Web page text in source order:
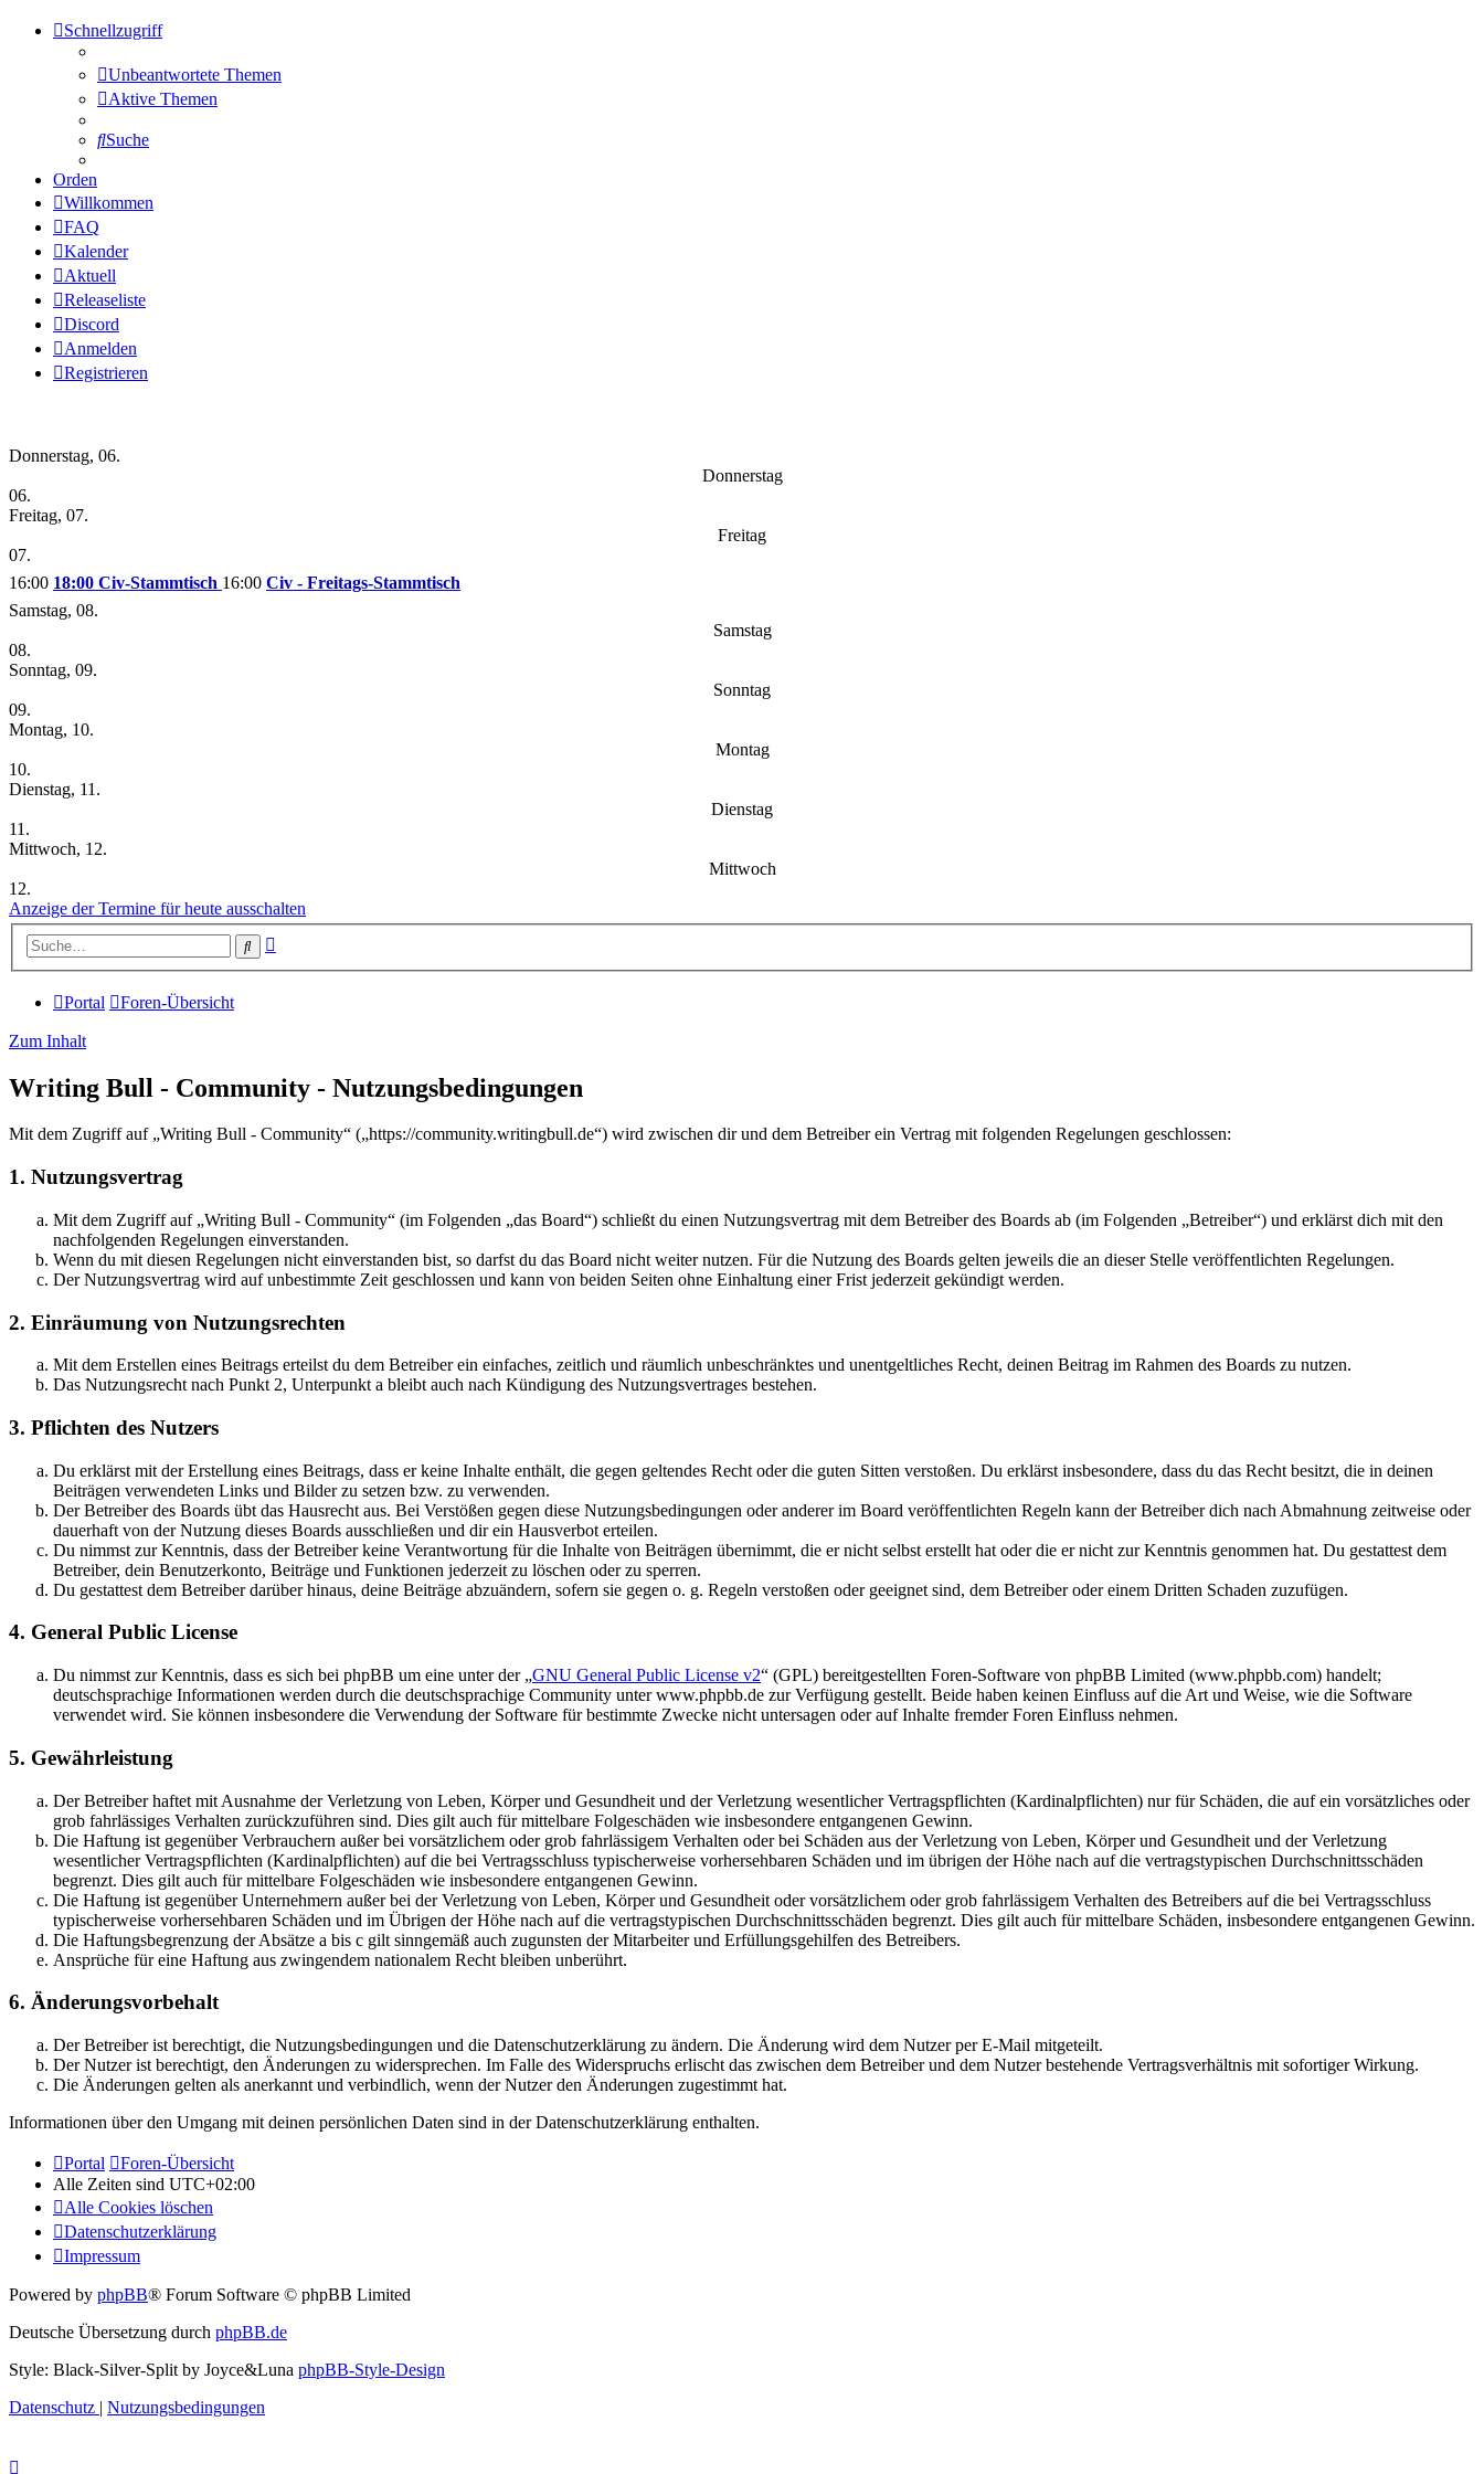
Schnellzugriff
Unbeantwortete Themen
Aktive Themen
Suche
Orden
Willkommen
FAQ
Kalender
Aktuell
Releaseliste
Discord
Anmelden
Registrieren
Donnerstag, 06.
Donnerstag
06.
Freitag, 07.
Freitag
07.
16:00 18:00 Civ-Stammtisch 16:00 Civ - Freitags-Stammtisch
Samstag, 08.
Samstag
08.
Sonntag, 09.
Sonntag
09.
Montag, 10.
Montag
10.
Dienstag, 11.
Dienstag
11.
Mittwoch, 12.
Mittwoch
12.
Anzeige der Termine für heute ausschalten
Suche
Portal Foren-Übersicht
Zum Inhalt
Writing Bull - Community - Nutzungsbedingungen
Mit dem Zugriff auf „Writing Bull - Community“ („https://community.writingbull.de“) wird zwischen dir und dem Betreiber ein Vertrag mit folgenden Regelungen geschlossen:
1. Nutzungsvertrag
Mit dem Zugriff auf „Writing Bull - Community“ (im Folgenden „das Board“) schließt du einen Nutzungsvertrag mit dem Betreiber des Boards ab (im Folgenden „Betreiber“) und erklärst dich mit den
nachfolgenden Regelungen einverstanden.
Wenn du mit diesen Regelungen nicht einverstanden bist, so darfst du das Board nicht weiter nutzen. Für die Nutzung des Boards gelten jeweils die an dieser Stelle veröffentlichten Regelungen.
Der Nutzungsvertrag wird auf unbestimmte Zeit geschlossen und kann von beiden Seiten ohne Einhaltung einer Frist jederzeit gekündigt werden.
2. Einräumung von Nutzungsrechten
Mit dem Erstellen eines Beitrags erteilst du dem Betreiber ein einfaches, zeitlich und räumlich unbeschränktes und unentgeltliches Recht, deinen Beitrag im Rahmen des Boards zu nutzen.
Das Nutzungsrecht nach Punkt 2, Unterpunkt a bleibt auch nach Kündigung des Nutzungsvertrages bestehen.
3. Pflichten des Nutzers
Du erklärst mit der Erstellung eines Beitrags, dass er keine Inhalte enthält, die gegen geltendes Recht oder die guten Sitten verstoßen. Du erklärst insbesondere, dass du das Recht besitzt, die in deinen
Beiträgen verwendeten Links und Bilder zu setzen bzw. zu verwenden.
Der Betreiber des Boards übt das Hausrecht aus. Bei Verstößen gegen diese Nutzungsbedingungen oder anderer im Board veröffentlichten Regeln kann der Betreiber dich nach Abmahnung zeitweise oder
dauerhaft von der Nutzung dieses Boards ausschließen und dir ein Hausverbot erteilen.
Du nimmst zur Kenntnis, dass der Betreiber keine Verantwortung für die Inhalte von Beiträgen übernimmt, die er nicht selbst erstellt hat oder die er nicht zur Kenntnis genommen hat. Du gestattest dem
Betreiber, dein Benutzerkonto, Beiträge und Funktionen jederzeit zu löschen oder zu sperren.
Du gestattest dem Betreiber darüber hinaus, deine Beiträge abzuändern, sofern sie gegen o. g. Regeln verstoßen oder geeignet sind, dem Betreiber oder einem Dritten Schaden zuzufügen.
4. General Public License
Du nimmst zur Kenntnis, dass es sich bei phpBB um eine unter der „GNU General Public License v2“ (GPL) bereitgestellten Foren-Software von phpBB Limited (www.phpbb.com) handelt;
deutschsprachige Informationen werden durch die deutschsprachige Community unter www.phpbb.de zur Verfügung gestellt. Beide haben keinen Einfluss auf die Art und Weise, wie die Software
verwendet wird. Sie können insbesondere die Verwendung der Software für bestimmte Zwecke nicht untersagen oder auf Inhalte fremder Foren Einfluss nehmen.
5. Gewährleistung
Der Betreiber haftet mit Ausnahme der Verletzung von Leben, Körper und Gesundheit und der Verletzung wesentlicher Vertragspflichten (Kardinalpflichten) nur für Schäden, die auf ein vorsätzliches oder
grob fahrlässiges Verhalten zurückzuführen sind. Dies gilt auch für mittelbare Folgeschäden wie insbesondere entgangenen Gewinn.
Die Haftung ist gegenüber Verbrauchern außer bei vorsätzlichem oder grob fahrlässigem Verhalten oder bei Schäden aus der Verletzung von Leben, Körper und Gesundheit und der Verletzung
wesentlicher Vertragspflichten (Kardinalpflichten) auf die bei Vertragsschluss typischerweise vorhersehbaren Schäden und im übrigen der Höhe nach auf die vertragstypischen Durchschnittsschäden
begrenzt. Dies gilt auch für mittelbare Folgeschäden wie insbesondere entgangenen Gewinn.
Die Haftung ist gegenüber Unternehmern außer bei der Verletzung von Leben, Körper und Gesundheit oder vorsätzlichem oder grob fahrlässigem Verhalten des Betreibers auf die bei Vertragsschluss
typischerweise vorhersehbaren Schäden und im Übrigen der Höhe nach auf die vertragstypischen Durchschnittsschäden begrenzt. Dies gilt auch für mittelbare Schäden, insbesondere entgangenen Gewinn.
Die Haftungsbegrenzung der Absätze a bis c gilt sinngemäß auch zugunsten der Mitarbeiter und Erfüllungsgehilfen des Betreibers.
Ansprüche für eine Haftung aus zwingendem nationalem Recht bleiben unberührt.
6. Änderungsvorbehalt
Der Betreiber ist berechtigt, die Nutzungsbedingungen und die Datenschutzerklärung zu ändern. Die Änderung wird dem Nutzer per E-Mail mitgeteilt.
Der Nutzer ist berechtigt, den Änderungen zu widersprechen. Im Falle des Widerspruchs erlischt das zwischen dem Betreiber und dem Nutzer bestehende Vertragsverhältnis mit sofortiger Wirkung.
Die Änderungen gelten als anerkannt und verbindlich, wenn der Nutzer den Änderungen zugestimmt hat.
Informationen über den Umgang mit deinen persönlichen Daten sind in der Datenschutzerklärung enthalten.
Portal
Foren-Übersicht
Alle Zeiten sind UTC+02:00
Alle Cookies löschen
Datenschutzerklärung
Impressum
Powered by phpBB® Forum Software © phpBB Limited
Deutsche Übersetzung durch phpBB.de
Style: Black-Silver-Split by Joyce&Luna phpBB-Style-Design
Datenschutz | Nutzungsbedingungen